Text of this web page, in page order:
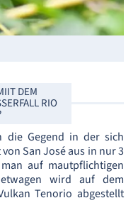
DEM
RIO
die Gegend in der sich
San José aus in nur 3
auf mautpflichtigen
wird auf dem
Tenorio abgestellt